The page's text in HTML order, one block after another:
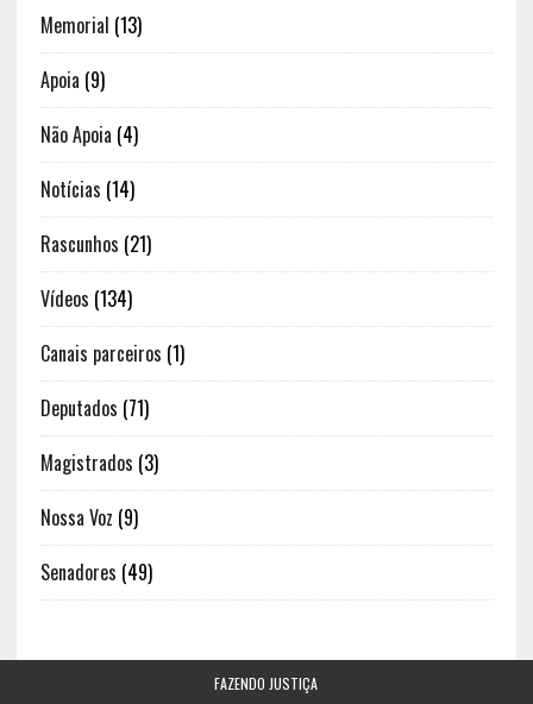
Memorial (13)
Apoia (9)
Não Apoia (4)
Notícias (14)
Rascunhos (21)
Vídeos (134)
Canais parceiros (1)
Deputados (71)
Magistrados (3)
Nossa Voz (9)
Senadores (49)
FAZENDO JUSTIÇA